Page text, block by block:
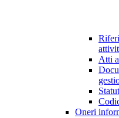
Atti
Oneri